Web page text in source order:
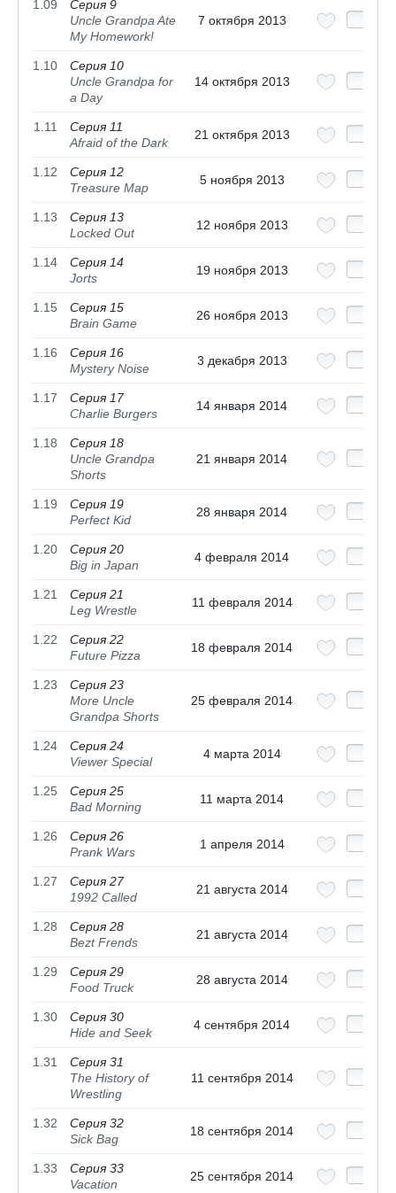
1.09
Серия 9
Uncle Grandpa Ate
My Homework!
7 октября 2013
1.10
Серия 10
Uncle Grandpa for
a Day
14 октября 2013
1.11
Серия 11
Afraid of the Dark
21 октября 2013
1.12
Серия 12
Treasure Map
5 ноября 2013
1.13
Серия 13
Locked Out
12 ноября 2013
1.14
Серия 14
Jorts
19 ноября 2013
1.15
Серия 15
Brain Game
26 ноября 2013
1.16
Серия 16
Mystery Noise
3 декабря 2013
1.17
Серия 17
Charlie Burgers
14 января 2014
1.18
Серия 18
Uncle Grandpa
Shorts
21 января 2014
1.19
Серия 19
Perfect Kid
28 января 2014
1.20
Серия 20
Big in Japan
4 февраля 2014
1.21
Серия 21
Leg Wrestle
11 февраля 2014
1.22
Серия 22
Future Pizza
18 февраля 2014
1.23
Серия 23
More Uncle
Grandpa Shorts
25 февраля 2014
1.24
Серия 24
Viewer Special
4 марта 2014
1.25
Серия 25
Bad Morning
11 марта 2014
1.26
Серия 26
Prank Wars
1 апреля 2014
1.27
Серия 27
1992 Called
21 августа 2014
1.28
Серия 28
Bezt Frends
21 августа 2014
1.29
Серия 29
Food Truck
28 августа 2014
1.30
Серия 30
Hide and Seek
4 сентября 2014
1.31
Серия 31
The History of
Wrestling
11 сентября 2014
1.32
Серия 32
Sick Bag
18 сентября 2014
1.33
Серия 33
Vacation
25 сентября 2014